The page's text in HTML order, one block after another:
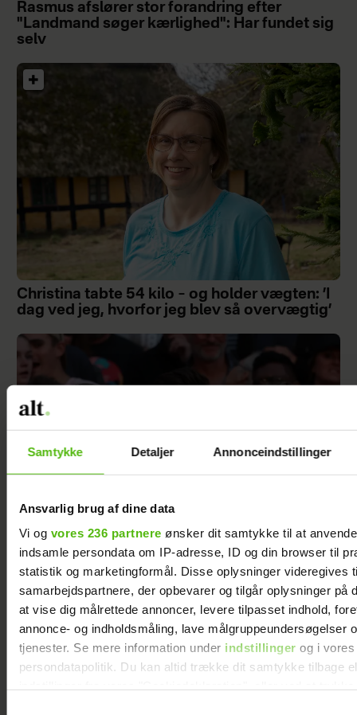
Samtykke Detaljer Annonceindstillinger
Ansvarlig brug af dine data
Vi og vores 236 partnere ønsker dit samtykke til at
indsamle persondata om IP-adresse, ID og din browser til
statistik og marketingformål. Disse oplysninger videregives
samarbejdspartnere, der opbevarer og tilgår oplysninger på
at vise dig målrettede annoncer, levere tilpasset indhold,
annonce- og indholdsmåling, lave målgruppeundersøgelser
tjenester. Se mere information under indstillinger og i vores
persondatapolitik. Du kan altid trække dit samtykke tilbage
Rasmus afslører stor forandring efter
"Landmand søger kærlighed": Har fundet sig
selv
Christina tabte 54 kilo – og holder vægten: ’I
dag ved jeg, hvorfor jeg blev så overvægtig’
Tilbage i skoven: Kronprinsen fester til The
Minds of 99